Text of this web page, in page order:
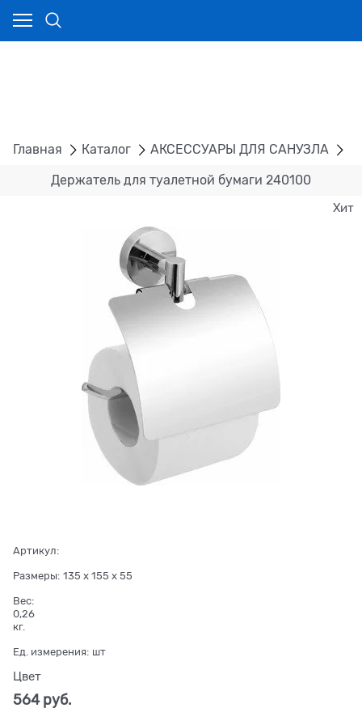
Главная Каталог АКСЕССУАРЫ ДЛЯ САНУЗЛА
Держатель для туалетной бумаги 240100
Хит
Артикул:
Размеры: 135 x 155 x 55
Вес:
0,26
кг.
Ед. измерения: шт
Цвет
564 руб.